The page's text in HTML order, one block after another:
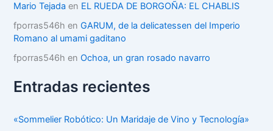
Mario Tejada en EL RUEDA DE BORGOÑA: EL CHABLIS
fporras546h en GARUM, de la delicatessen del Imperio
Romano al umami gaditano
fporras546h en Ochoa, un gran rosado navarro
Entradas recientes
«Sommelier Robótico: Un Maridaje de Vino y Tecnología»